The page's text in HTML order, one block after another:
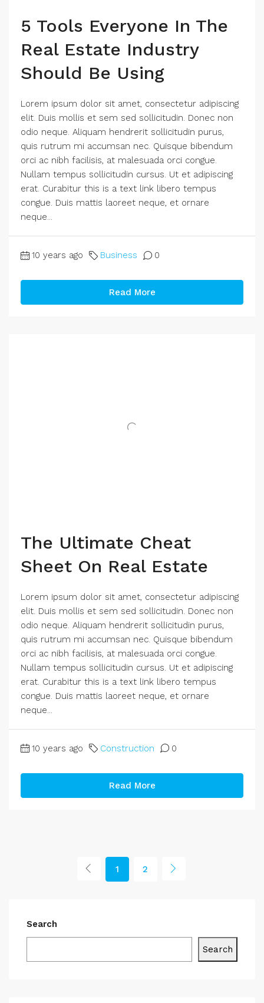
5 Tools Everyone In The
Real Estate Industry
Should Be Using
Lorem ipsum dolor sit amet, consectetur adipiscing
elit. Duis mollis et sem sed sollicitudin. Donec non
odio neque. Aliquam hendrerit sollicitudin purus,
quis rutrum mi accumsan nec. Quisque bibendum
orci ac nibh facilisis, at malesuada orci congue.
Nullam tempus sollicitudin cursus. Ut et adipiscing
erat. Curabitur this is a text link libero tempus
congue. Duis mattis laoreet neque, et ornare
neque...
10 years ago Business 0
Read More
The Ultimate Cheat
Sheet On Real Estate
Lorem ipsum dolor sit amet, consectetur adipiscing
elit. Duis mollis et sem sed sollicitudin. Donec non
odio neque. Aliquam hendrerit sollicitudin purus,
quis rutrum mi accumsan nec. Quisque bibendum
orci ac nibh facilisis, at malesuada orci congue.
Nullam tempus sollicitudin cursus. Ut et adipiscing
erat. Curabitur this is a text link libero tempus
congue. Duis mattis laoreet neque, et ornare
neque...
10 years ago Construction 0
Read More
1 2
Search
Search